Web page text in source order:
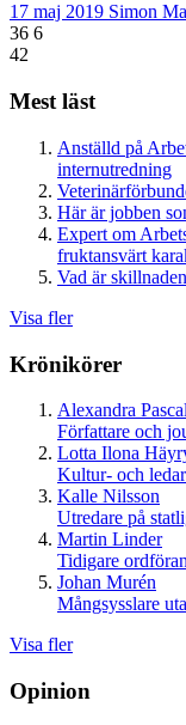
17 maj 2019 Simon
36 6
42
Mest läst
Anställd på
internutredning
Här är jobben
Expert om
fruktansvärt
Vad är
Visa fler
Krönikörer
Alexandra
Författare och
Lotta Ilona
Kultur- och
Kalle Nilsson
Utredare på
Martin Linder
Tidigare
Johan Murén
Mångsysslare
Visa fler
Opinion